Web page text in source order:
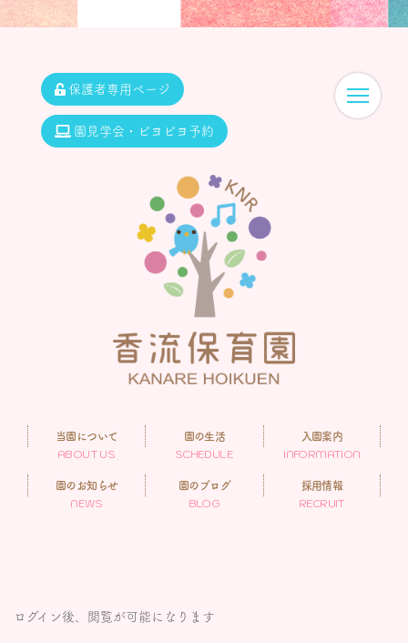
保護者専用ページ
園見学会・ピヨピヨ予約
当園について
ABOUT US
園の生活
SCHEDULE
入園案内
INFORMATION
園のお知らせ
NEWS
園のブログ
BLOG
採用情報
RECRUIT
ログイン後、閲覧が可能になります